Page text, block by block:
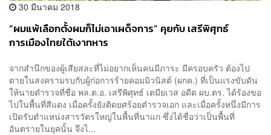
30 มีนาคม 2018
“ผมแพ้เลือกตั้งผมก็ไม่เอาเผด็จการ” คุยกับ เสรีพิศุทธ์
การเมืองไทยใต้เงาทหาร
จากสำนึกของผู้เสียสละที่ไม่อยากเห็นคนมีภาระ มีครอบครัว ต้องไป
ตายในสงครามรบกับผู้ก่อการร้ายคอมมิวนิสต์ (ผกค.) ที่เป็นแรงขับดัน
ให้นายตำรวจที่ชื่อ พล.ต.อ. เสรีพิศุทธ์ เตมียเวส อดีต ผบ.ตร. ได้ร้องขอ
ไปในพื้นที่สีแดง เมื่อครั้งยังติดยศร้อยตำรวจเอก และเมื่อครั้งหนึ่งมีการ
เปิดรับตำแหน่งสารวัตรใหญ่ในพื้นที่นาแก ซึ่งได้ชื่อว่าเป็นพื้นที่
อันตรายในยุคนั้น จึงไ...